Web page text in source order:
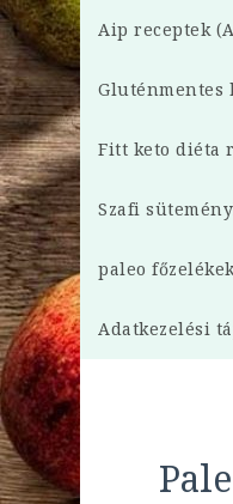
Aip receptek
Gluténmentes
Fitt keto diéta
Szafi
paleo
Adatkezelési